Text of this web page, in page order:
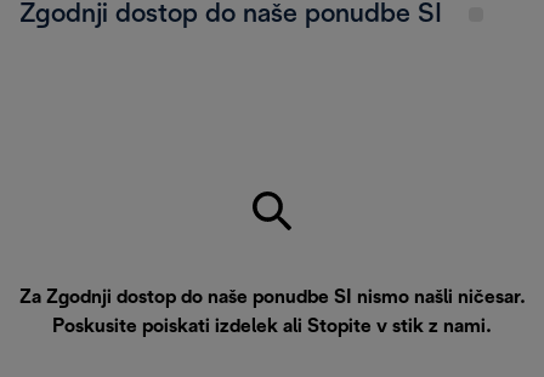
Zgodnji dostop do naše ponudbe SI
Za Zgodnji dostop do naše ponudbe SI nismo našli ničesar.
Poskusite poiskati izdelek ali Stopite v stik z nami.